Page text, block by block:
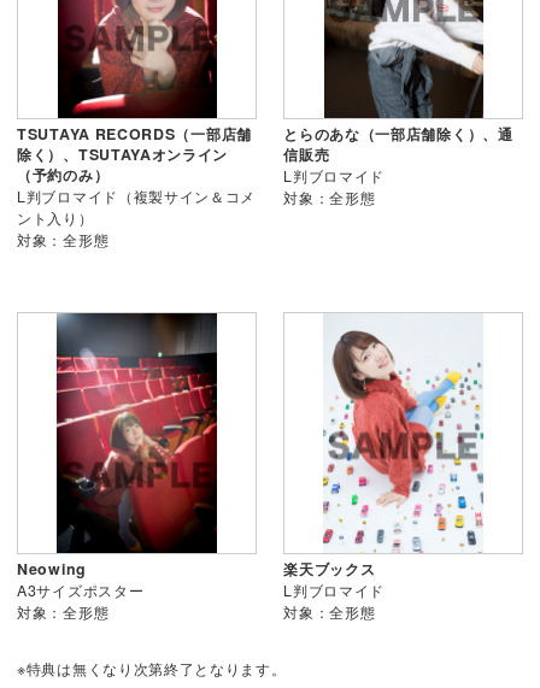
TSUTAYA RECORDS（一部店舗
除く）、TSUTAYAオンライン
（予約のみ）
L判ブロマイド（複製サイン＆コメ
ント入り）
対象：全形態
とらのあな（一部店舗除く）、通
信販売
L判ブロマイド
対象：全形態
Neowing
A3サイズポスター
対象：全形態
楽天ブックス
L判ブロマイド
対象：全形態
※特典は無くなり次第終了となります。